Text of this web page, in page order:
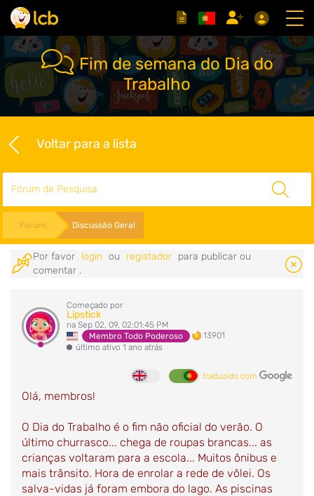
Fim de semana do Dia do
Trabalho
Voltar para a lista
Fóruns Discussão Geral
Por favor login ou registador para publicar ou
comentar .
Começado por
Lipstick
na Sep 02, 09, 02:01:45 PM
Membro Todo Poderoso
13901
último ativo 1 ano atrás
traduzido com
Olá, membros!
O Dia do Trabalho é o fim não oficial do verão. O
último churrasco... chega de roupas brancas... as
crianças voltaram para a escola... Muitos ônibus e
mais trânsito. Hora de enrolar a rede de vôlei. Os
salva-vidas já foram embora do lago. As piscinas